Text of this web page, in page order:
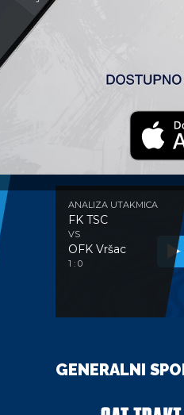
ANALIZA
ANALIZA UTAKMICA
FK TSC
VS
OFK Vršac
1 : 0
GENERALNI